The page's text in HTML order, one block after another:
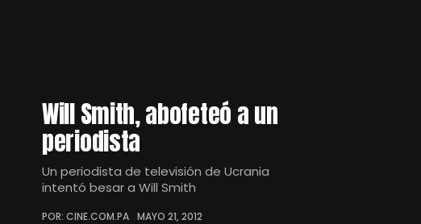
Will Smith, abofeteó a un
periodista
Un periodista de televisión de Ucrania
intentó besar a Will Smith
POR: CINE.COM.PA MAYO 21, 2012